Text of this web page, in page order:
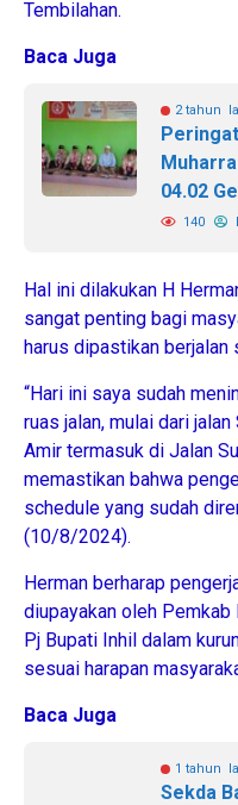
Tembilahan.
Baca Juga
2 tahun
04.02
140
Hal ini dilakukan H
sangat penting bagi
harus dipastikan berjalan
“Hari ini saya sudah
ruas jalan, mulai dari
Amir termasuk di Jalan
memastikan bahwa
schedule yang sudah
(10/8/2024).
Herman berharap
diupayakan oleh
Pj Bupati Inhil dalam
sesuai harapan
Baca Juga
1 tahun
Sekda